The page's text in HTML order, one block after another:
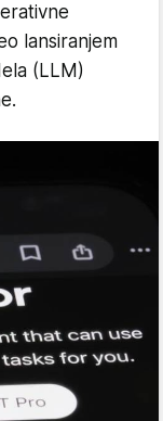
lansiranjem
(LLM)